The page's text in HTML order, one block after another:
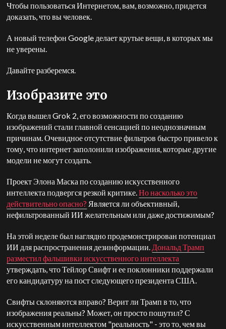
Чтобы пользоваться Интернетом, вам, возможно, придется
доказать, что вы человек.
А новый телефон Google делает крутые вещи, в которых мы
не уверены.
Давайте разберемся.
Изобразите это
Когда вышел Grok 2, его возможности по созданию
изображений стали главной сенсацией по неоднозначным
причинам. Очевидное отсутствие фильтров быстро привело к
тому, что интернет заполонили изображения, которые другие
модели не могут создать.
Проект Элона Маска по созданию искусственного
интеллекта подвергся резкой критике.Но насколько это
действительно опасно? Является ли объективный,
нефильтрованный ИИ желательным или даже достижимым?
На этой неделе был наглядно продемонстрирован потенциал
ИИ для распространения дезинформации. Дональд Трамп
разместил фальшивки искусственного интеллекта
утверждать, что Тейлор Свифт и ее поклонники поддержали
его кандидатуру на пост следующего президента США.
Свифты склоняются вправо? Верит ли Трамп в то, что
изображения реальны? Может, он просто пошутил? С
искусственным интеллектом "реальность" - это то, чем вы